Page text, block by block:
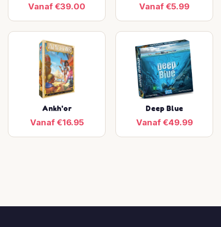
Vanaf €39.00 Vanaf €5.99
Ankh'or
Vanaf €16.95
Deep Blue
Vanaf €49.99